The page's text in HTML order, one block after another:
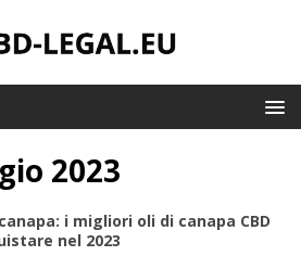
2023
i migliori oli di canapa CBD
nel 2023